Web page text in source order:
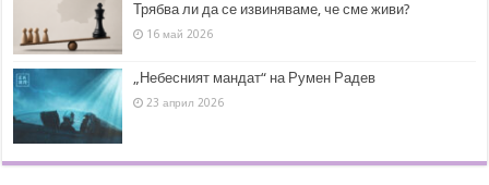
Трябва ли да се извиняваме, че сме живи?
16 май 2026
„Небесният мандат“ на Румен Радев
23 април 2026